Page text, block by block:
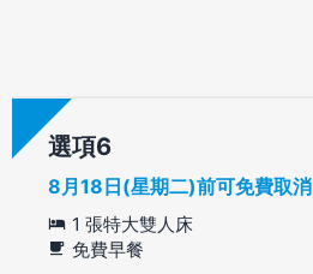
選項
8月18日(星期二)前可免費取消
1 張特大雙人床
免費早餐